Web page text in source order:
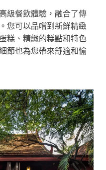
級餐飲體驗，融合了傳
您可以品嚐到新鮮精緻
糕、精緻的糕點和特色
節也為您帶來舒適和愉